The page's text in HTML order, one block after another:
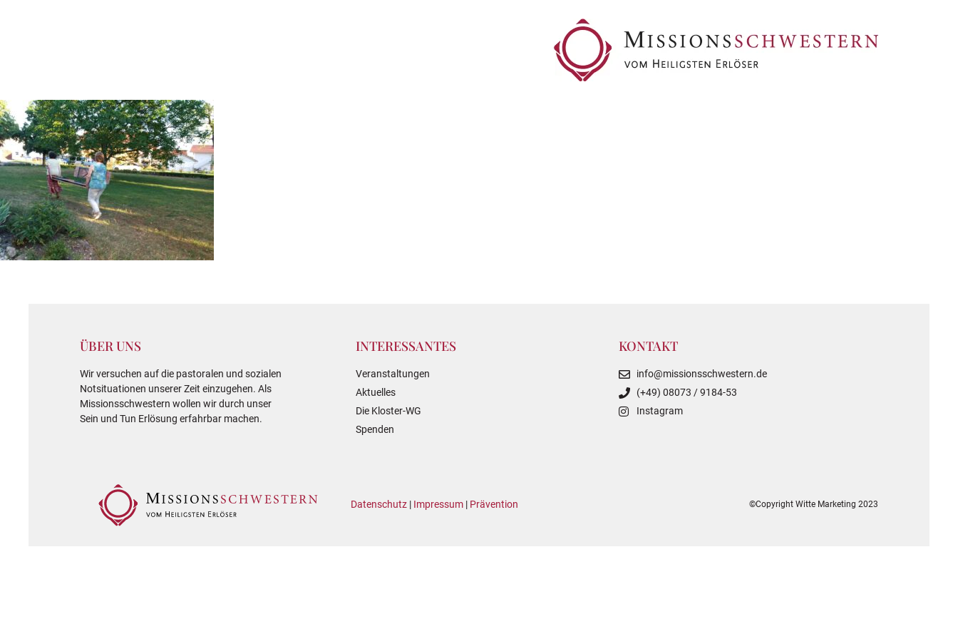
ÜBER UNS
Wir versuchen auf die pastoralen und sozialen
Notsituationen unserer Zeit einzugehen. Als
Missionsschwestern wollen wir durch unser
Sein und Tun Erlösung erfahrbar machen.
INTERESSANTES
Veranstaltungen
Aktuelles
Die Kloster-WG
Spenden
KONTAKT
info@missionsschwestern.de
(+49) 08073 / 9184-53
Instagram
Datenschutz| Impressum| Prävention ©Copyright Witte Marketing 2023